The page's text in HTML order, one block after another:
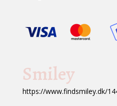
Smiley
https://www.findsmiley.dk/